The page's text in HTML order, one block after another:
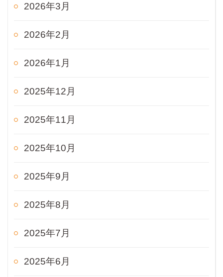
2026年3月
2026年2月
2026年1月
2025年12月
2025年11月
2025年10月
2025年9月
2025年8月
2025年7月
2025年6月